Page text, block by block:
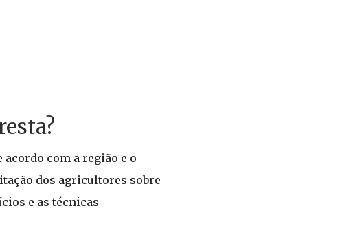
com a região e o
dos agricultores sobre
e as técnicas